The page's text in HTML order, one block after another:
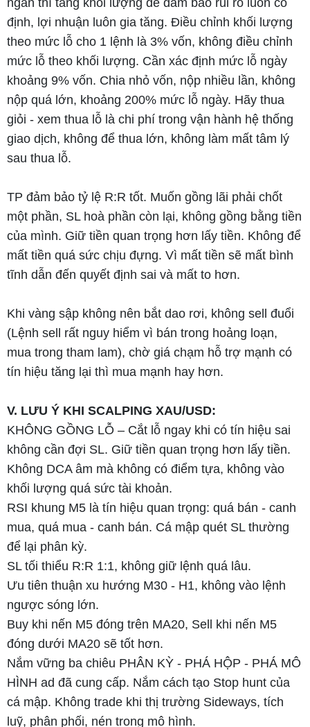
ngắn thì tăng khối lượng để đảm bảo rủi ro luôn cố
định, lợi nhuận luôn gia tăng. Điều chỉnh khối lượng
theo mức lỗ cho 1 lệnh là 3% vốn, không điều chỉnh
mức lỗ theo khối lượng. Cần xác định mức lỗ ngày
khoảng 9% vốn. Chia nhỏ vốn, nộp nhiều lần, không
nộp quá lớn, khoảng 200% mức lỗ ngày. Hãy thua
giỏi - xem thua lỗ là chi phí trong vận hành hệ thống
giao dịch, không để thua lớn, không làm mất tâm lý
sau thua lỗ.
TP đảm bảo tỷ lệ R:R tốt. Muốn gồng lãi phải chốt
một phần, SL hoà phần còn lại, không gồng bằng tiền
của mình. Giữ tiền quan trọng hơn lấy tiền. Không để
mất tiền quá sức chịu đựng. Vì mất tiền sẽ mất bình
tĩnh dẫn đến quyết định sai và mất to hơn.
Khi vàng sập không nên bắt dao rơi, không sell đuổi
(Lệnh sell rất nguy hiểm vì bán trong hoảng loạn,
mua trong tham lam), chờ giá chạm hỗ trợ mạnh có
tín hiệu tăng lại thì mua mạnh hay hơn.
V. LƯU Ý KHI SCALPING XAU/USD:
KHÔNG GỒNG LỖ – Cắt lỗ ngay khi có tín hiệu sai
không cần đợi SL. Giữ tiền quan trọng hơn lấy tiền.
Không DCA âm mà không có điểm tựa, không vào
khối lượng quá sức tài khoản.
RSI khung M5 là tín hiệu quan trọng: quá bán - canh
mua, quá mua - canh bán. Cá mập quét SL thường
để lại phân kỳ.
SL tối thiểu R:R 1:1, không giữ lệnh quá lâu.
Ưu tiên thuận xu hướng M30 - H1, không vào lệnh
ngược sóng lớn.
Buy khi nến M5 đóng trên MA20, Sell khi nến M5
đóng dưới MA20 sẽ tốt hơn.
Nắm vững ba chiêu PHÂN KỲ - PHÁ HỘP - PHÁ MÔ
HÌNH ad đã cung cấp. Nắm cách tạo Stop hunt của
cá mập. Không trade khi thị trường Sideways, tích
luỹ, phân phối, nén trong mô hình.